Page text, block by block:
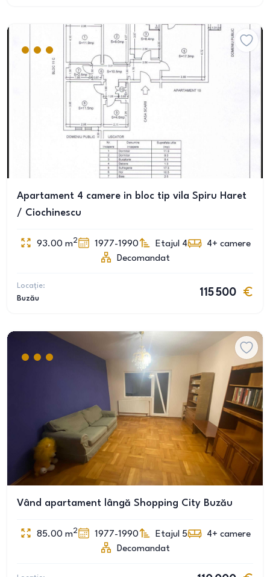
Apartament 4 camere in bloc tip vila Spiru Haret
/ Ciochinescu
93.00 m2 1977-1990 Etajul 4 4+ camere
Decomandat
Locație:
Buzău
115 500
Vând apartament lângă Shopping City Buzău
85.00 m2 1977-1990 Etajul 5 4+ camere
Decomandat